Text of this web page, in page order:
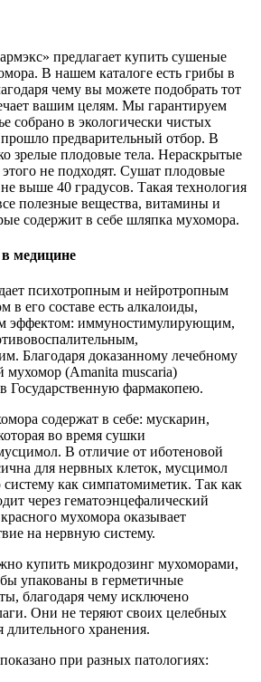
предлагает купить сушеные
В нашем каталоге есть грибы в
чему вы можете подобрать тот
вашим целям. Мы гарантируем
собрано в экологически чистых
предварительный отбор. В
зрелые плодовые тела. Нераскрытые
не подходят. Сушат плодовые
выше 40 градусов. Такая технология
полезные вещества, витамины и
содержит в себе шляпка мухомора.
медицине
психотропным и нейротропным
в его составе есть алкалоиды,
эффектом: иммуностимулирующим,
Благодаря доказанному лечебному
мухомор (Amanita muscaria)
Государственную фармакопею.
содержат в себе: мускарин,
во время сушки
В отличие от иботеновой
для нервных клеток, мусцимол
систему как симпатомиметик. Так как
через гематоэнцефалический
мухомора оказывает
на нервную систему.
купить микродозинг мухоморами,
упакованы в герметичные
благодаря чему исключено
Они не теряют своих целебных
длительного хранения.
при разных патологиях: